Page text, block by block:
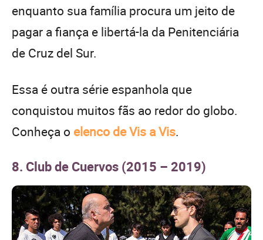
enquanto sua família procura um jeito de
pagar a fiança e libertá-la da Penitenciária
de Cruz del Sur.
Essa é outra série espanhola que
conquistou muitos fãs ao redor do globo.
Conheça o elenco de Vis a Vis.
8. Club de Cuervos (2015 – 2019)